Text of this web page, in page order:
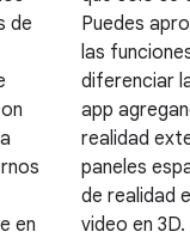
de
en
Puedes
las
diferenciar
app
realidad
paneles
de realidad
video en 3D.